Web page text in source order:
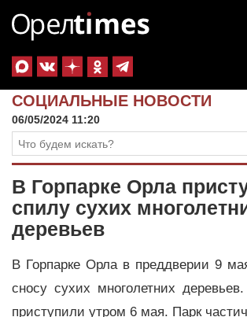
СОЦИАЛЬНЫЕ НОВОСТИ
06/05/2024 11:20
В Горпарке Орла
спилу сухих
деревьев
В Горпарке Орла в преддверии 9
сносу сухих многолетних
приступили утром 6 мая. Парк